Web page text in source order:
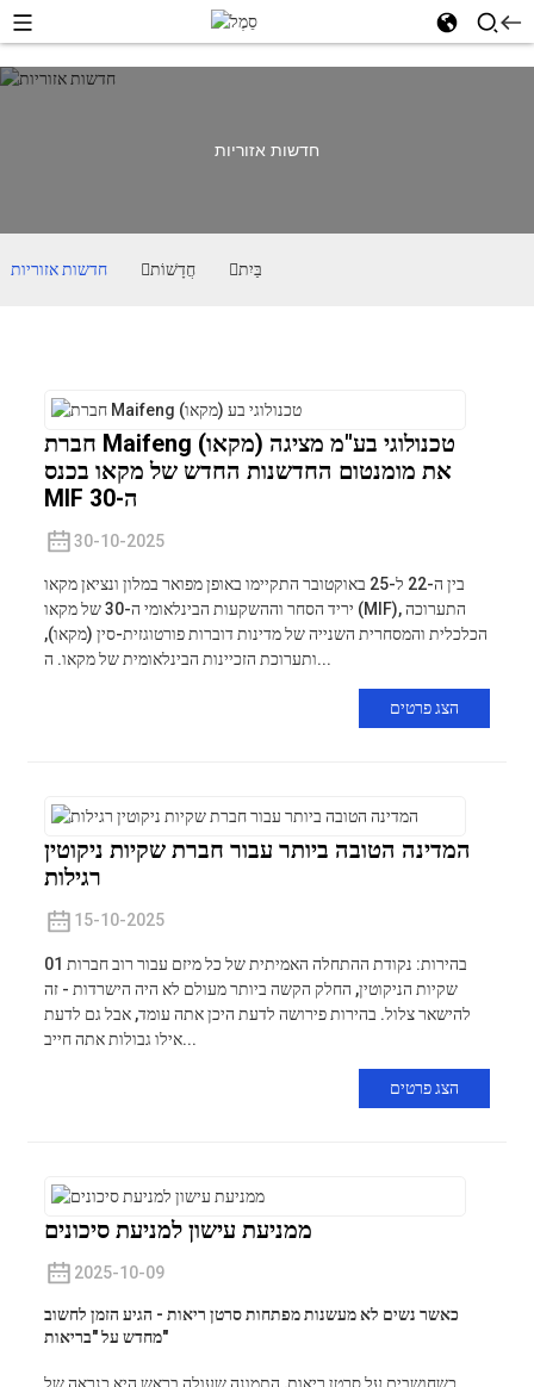
חדשות אזוריות
בַּיִת חֲדָשׁוֹת חדשות אזוריות
חברת Maifeng (מקאו) טכנולוגי בע"מ מציגה
את מומנטום החדשנות החדש של מקאו בכנס
MIF ה-30
30-10-2025
בין ה-22 ל-25 באוקטובר התקיימו באופן מפואר במלון ונציאן מקאו
יריד הסחר וההשקעות הבינלאומי ה-30 של מקאו (MIF), התערוכה
הכלכלית והמסחרית השנייה של מדינות דוברות פורטוגזית-סין (מקאו),
ותערוכת הזכיינות הבינלאומית של מקאו. ה...
הצג פרטים
המדינה הטובה ביותר עבור חברת שקיות ניקוטין
רגילות
15-10-2025
01 בהירות: נקודת ההתחלה האמיתית של כל מיזם עבור רוב חברות
שקיות הניקוטין, החלק הקשה ביותר מעולם לא היה הישרדות - זה
להישאר צלול. בהירות פירושה לדעת היכן אתה עומד, אבל גם לדעת
אילו גבולות אתה חייב...
הצג פרטים
ממניעת עישון למניעת סיכונים
2025-10-09
כאשר נשים לא מעשנות מפתחות סרטן ריאות - הגיע הזמן לחשוב
מחדש על "בריאות"